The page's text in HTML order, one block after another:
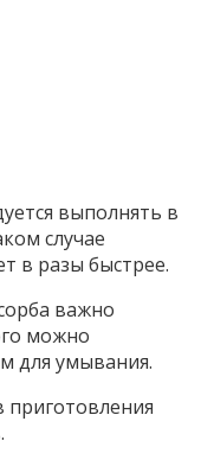
выполнять в
случае
в разы быстрее.
важно
можно
для умывания.
приготовления